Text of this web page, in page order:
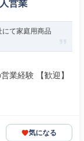
営業
て家庭用商品
業経験 【歓迎】
気になる